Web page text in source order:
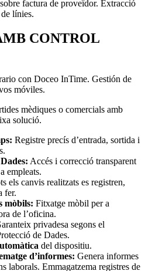
CONTROL
mèdiques o comercials amb
solució.
Registre precís d’entrada, sortida i
Accés i correcció transparent
empleats.
els canvis realitzats es registren,
fer.
mòbils: Fitxatge mòbil per a
de l’oficina.
privadesa segons el
de Dades.
del dispositiu.
d’informes: Genera informes
laborals. Emmagatzema registres de